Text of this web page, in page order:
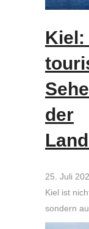
Kiel:
der
25. Juli
Kiel ist
sondern